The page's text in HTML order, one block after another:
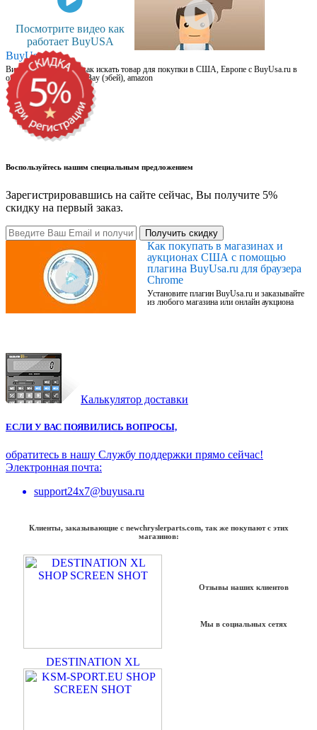
Посмотрите видео как
работает BuyUSA
BuyUsa.ru
Видео для новичков: как искать товар для покупки в США, Европе с BuyUsa.ru в
онлайн магазинах, на eBay (эбей), amazon
Воспользуйтесь нашим специальным предложением
Зарегистрировавшись на сайте сейчас, Вы получите 5%
скидку на первый заказ.
Получить скидку
Как покупать в магазинах и
аукционах США с помощью
плагина BuyUsa.ru для браузера
Chrome
Установите плагин BuyUsa.ru и заказывайте
из любого магазина или онлайн аукциона
Калькулятор доставки
ЕСЛИ У ВАС ПОЯВИЛИСЬ ВОПРОСЫ,
обратитесь в нашу Службу поддержки прямо сейчас!
Электронная почта:
support24x7@buyusa.ru
Клиенты, заказывающие с newchryslerparts.com, так же покупают с этих
магазинов:
DESTINATION XL
Отзывы наших клиентов
Мы в социальных сетях